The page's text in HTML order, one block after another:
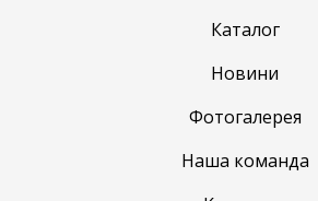
Каталог
Новини
Фотогалерея
Наша команда